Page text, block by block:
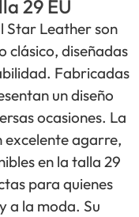
29 EU
Star Leather son
clásico, diseñadas
Fabricadas
un diseño
ocasiones. La
excelente agarre,
en la talla 29
para quienes
a la moda. Su